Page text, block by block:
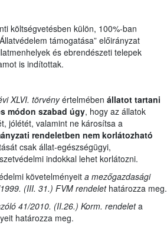
költségvetésben külön, 100%-ban
támogatása” előirányzat
és ebrendészeti telepek
is indítottak.
XLVI. törvényértelmében állatot tartani
módon szabad úgy, hogy az állatok
jólétét, valamint ne károsítsa a
rendeletben nem korlátozható
csak állat-egészségügyi,
indokkal lehet korlátozni.
követelményeit a mezőgazdasági
(III. 31.) FVM rendelethatározza meg.
41/2010. (II.26.) Korm. rendeleta
határozza meg.